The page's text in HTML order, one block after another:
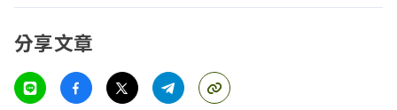
分享文章